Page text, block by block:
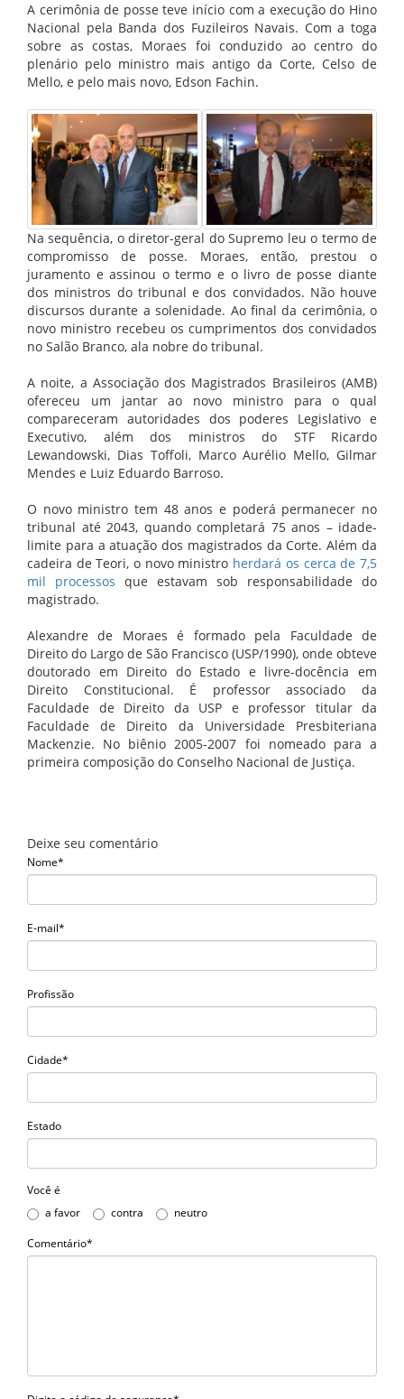
A cerimônia de posse teve início com a execução do Hino
Nacional pela Banda dos Fuzileiros Navais. Com a toga
sobre as costas, Moraes foi conduzido ao centro do
plenário pelo ministro mais antigo da Corte, Celso de
Mello, e pelo mais novo, Edson Fachin.
Na sequência, o diretor-geral do Supremo leu o termo de
compromisso de posse. Moraes, então, prestou o
juramento e assinou o termo e o livro de posse diante
dos ministros do tribunal e dos convidados. Não houve
discursos durante a solenidade. Ao final da cerimônia, o
novo ministro recebeu os cumprimentos dos convidados
no Salão Branco, ala nobre do tribunal.
A noite, a Associação dos Magistrados Brasileiros (AMB)
ofereceu um jantar ao novo ministro para o qual
compareceram autoridades dos poderes Legislativo e
Executivo, além dos ministros do STF Ricardo
Lewandowski, Dias Toffoli, Marco Aurélio Mello, Gilmar
Mendes e Luiz Eduardo Barroso.
O novo ministro tem 48 anos e poderá permanecer no
tribunal até 2043, quando completará 75 anos – idade-
limite para a atuação dos magistrados da Corte. Além da
cadeira de Teori, o novo ministro herdará os cerca de 7,5
mil processos que estavam sob responsabilidade do
magistrado.
Alexandre de Moraes é formado pela Faculdade de
Direito do Largo de São Francisco (USP/1990), onde obteve
doutorado em Direito do Estado e livre-docência em
Direito Constitucional. É professor associado da
Faculdade de Direito da USP e professor titular da
Faculdade de Direito da Universidade Presbiteriana
Mackenzie. No biênio 2005-2007 foi nomeado para a
primeira composição do Conselho Nacional de Justiça.
Deixe seu comentário
Nome*
E-mail*
Profissão
Cidade*
Estado
Você é
a favor
contra neutro
Comentário*